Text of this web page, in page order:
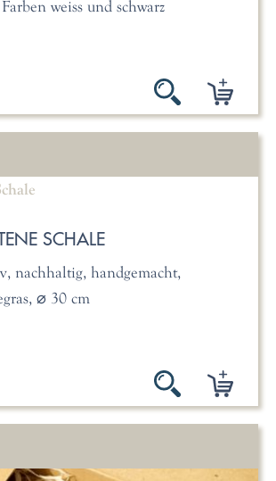
weiss und schwarz
SCHALE
nachhaltig, handgemacht,
⌀ 30 cm